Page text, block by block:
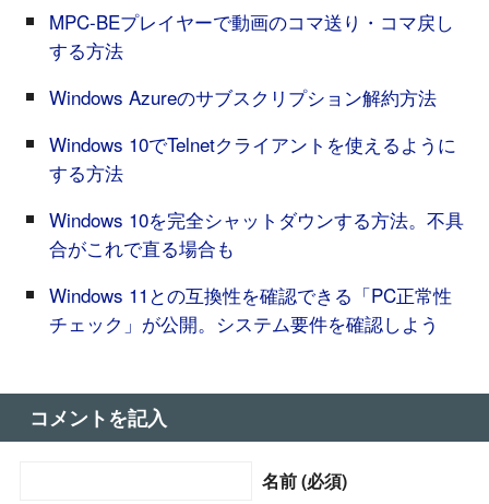
MPC-BEプレイヤーで動画のコマ送り・コマ戻し
する方法
Windows Azureのサブスクリプション解約方法
Windows 10でTelnetクライアントを使えるように
する方法
Windows 10を完全シャットダウンする方法。不具
合がこれで直る場合も
Windows 11との互換性を確認できる「PC正常性
チェック」が公開。システム要件を確認しよう
コメントを記入
名前 (必須)